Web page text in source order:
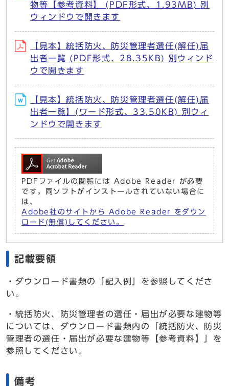
物等【参考資料】 (PDF形式、1.93MB) 別
ウィンドウで開きます
【見本】統括防火、防災管理者選任(解任)届
出者一覧 (PDF形式、28.35KB) 別ウィンド
ウで開きます
【見本】統括防火、防災管理者選任(解任)届
出者一覧】(ワード形式、33.50KB) 別ウィ
ンドウで開きます
PDFファイルの閲覧には Adobe Reader が必要
です。同ソフトがインストールされていない場合に
は、
Adobe社のサイトから Adobe Reader をダウン
ロード(無償)してください。
記載要領
・ダウンロード書類の「記入例」を参照してくださ
い。
・統括防火、防災管理者の選任・届出が必要な建物等
については、ダウンロード書類内の「統括防火、防災
管理者の選任・届出が必要な建物等【参考資料】」を
参照してください。
備考